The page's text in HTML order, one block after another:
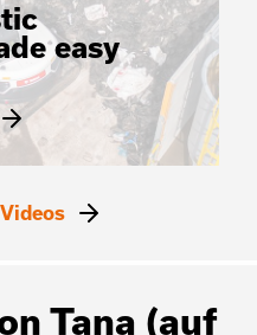
easy
Tana (auf